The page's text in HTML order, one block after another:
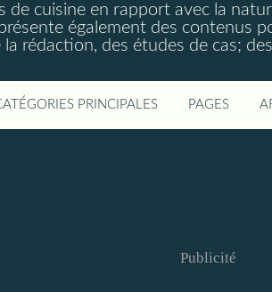
de cuisine en rapport avec la
également des contenus
rédaction, des études de cas;
PRINCIPALES PAGES
Publicité